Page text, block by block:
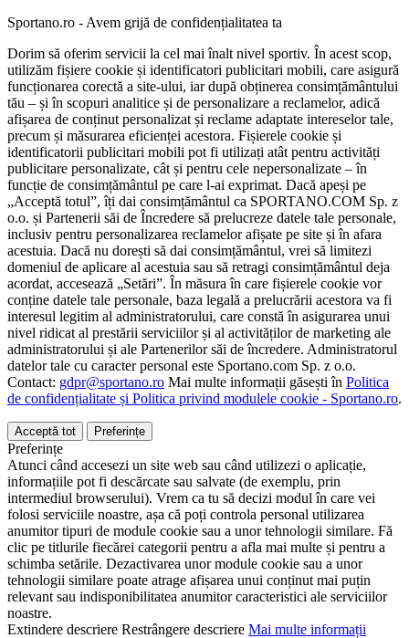
Sportano.ro - Avem grijă de confidențialitatea ta
Dorim să oferim servicii la cel mai înalt nivel sportiv. În acest scop,
utilizăm fișiere cookie și identificatori publicitari mobili, care asigură
funcționarea corectă a site-ului, iar după obținerea consimțământului
tău – și în scopuri analitice și de personalizare a reclamelor, adică
afișarea de conținut personalizat și reclame adaptate intereselor tale,
precum și măsurarea eficienței acestora. Fișierele cookie și
identificatorii publicitari mobili pot fi utilizați atât pentru activități
publicitare personalizate, cât și pentru cele nepersonalizate – în
funcție de consimțământul pe care l-ai exprimat. Dacă apeși pe
„Acceptă totul”, îți dai consimțământul ca SPORTANO.COM Sp. z
o.o. și Partenerii săi de Încredere să prelucreze datele tale personale,
inclusiv pentru personalizarea reclamelor afișate pe site și în afara
acestuia. Dacă nu dorești să dai consimțământul, vrei să limitezi
domeniul de aplicare al acestuia sau să retragi consimțământul deja
acordat, accesează „Setări”. În măsura în care fișierele cookie vor
conține datele tale personale, baza legală a prelucrării acestora va fi
interesul legitim al administratorului, care constă în asigurarea unui
nivel ridicat al prestării serviciilor și al activităților de marketing ale
administratorului și ale Partenerilor săi de încredere. Administratorul
datelor tale cu caracter personal este Sportano.com Sp. z o.o.
Contact: gdpr@sportano.ro Mai multe informații găsești în Politica
de confidențialitate și Politica privind modulele cookie - Sportano.ro.
Acceptă tot Preferințe
Preferințe
Atunci când accesezi un site web sau când utilizezi o aplicație,
informațiile pot fi descărcate sau salvate (de exemplu, prin
intermediul browserului). Vrem ca tu să decizi modul în care vei
folosi serviciile noastre, așa că poți controla personal utilizarea
anumitor tipuri de module cookie sau a unor tehnologii similare. Fă
clic pe titlurile fiecărei categorii pentru a afla mai multe și pentru a
schimba setările. Dezactivarea unor module cookie sau a unor
tehnologii similare poate atrage afișarea unui conținut mai puțin
relevant sau indisponibilitatea anumitor caracteristici ale serviciilor
noastre.
Extindere descriere Restrângere descriere Mai multe informații